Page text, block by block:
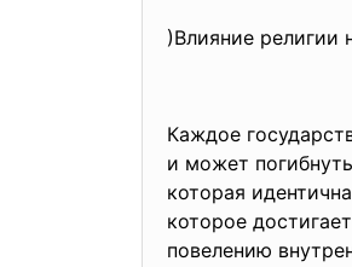
)Влияние религии
Каждое
и может
которая
которое
повелению